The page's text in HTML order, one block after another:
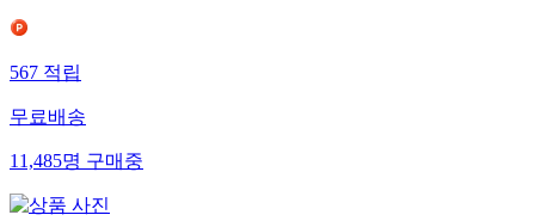
567 적립
무료배송
11,485명 구매중